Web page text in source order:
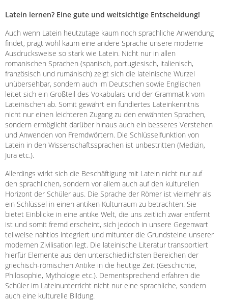
Latein lernen? Eine gute und weitsichtige Entscheidung!
Auch wenn Latein heutzutage kaum noch sprachliche Anwendung
findet, prägt wohl kaum eine andere Sprache unsere moderne
Ausdrucksweise so stark wie Latein. Nicht nur in allen
romanischen Sprachen (spanisch, portugiesisch, italienisch,
französisch und rumänisch) zeigt sich die lateinische Wurzel
unübersehbar, sondern auch im Deutschen sowie Englischen
leitet sich ein Großteil des Vokabulars und der Grammatik vom
Lateinischen ab. Somit gewährt ein fundiertes Lateinkenntnis
nicht nur einen leichteren Zugang zu den erwähnten Sprachen,
sondern ermöglicht darüber hinaus auch ein besseres Verstehen
und Anwenden von Fremdwörtern. Die Schlüsselfunktion von
Latein in den Wissenschaftssprachen ist unbestritten (Medizin,
Jura etc.).
Allerdings wirkt sich die Beschäftigung mit Latein nicht nur auf
den sprachlichen, sondern vor allem auch auf den kulturellen
Horizont der Schüler aus. Die Sprache der Römer ist vielmehr als
ein Schlüssel in einen antiken Kulturraum zu betrachten. Sie
bietet Einblicke in eine antike Welt, die uns zeitlich zwar entfernt
ist und somit fremd erscheint, sich jedoch in unsere Gegenwart
teilweise nahtlos integriert und mitunter die Grundsteine unserer
modernen Zivilisation legt. Die lateinische Literatur transportiert
hierfür Elemente aus den unterschiedlichsten Bereichen der
griechisch-römischen Antike in die heutige Zeit (Geschichte,
Philosophie, Mythologie etc.). Dementsprechend erfahren die
Schüler im Lateinunterricht nicht nur eine sprachliche, sondern
auch eine kulturelle Bildung.